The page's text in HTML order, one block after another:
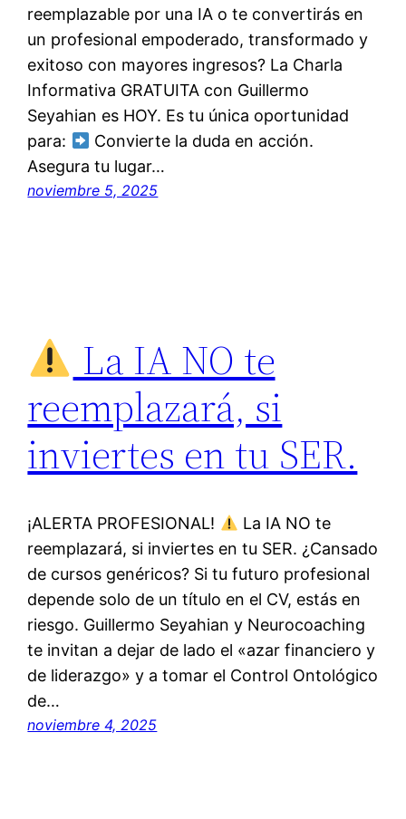
reemplazable por una IA o te convertirás en
un profesional empoderado, transformado y
exitoso con mayores ingresos? La Charla
Informativa GRATUITA con Guillermo
Seyahian es HOY. Es tu única oportunidad
para:
Convierte la duda en acción.
Asegura tu lugar…
noviembre 5, 2025
La IA NO te
reemplazará, si
inviertes en tu SER.
¡ALERTA PROFESIONAL!
La IA NO te
reemplazará, si inviertes en tu SER. ¿Cansado
de cursos genéricos? Si tu futuro profesional
depende solo de un título en el CV, estás en
riesgo. Guillermo Seyahian y Neurocoaching
te invitan a dejar de lado el «azar financiero y
de liderazgo» y a tomar el Control Ontológico
de…
noviembre 4, 2025